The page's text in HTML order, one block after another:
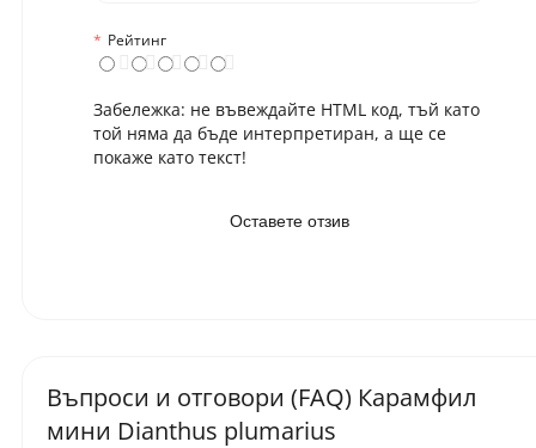
Рейтинг
Забележка: не въвеждайте HTML код, тъй като
той няма да бъде интерпретиран, а ще се
покаже като текст!
Оставете отзив
Въпроси и отговори (FAQ) Карамфил
мини Dianthus plumarius